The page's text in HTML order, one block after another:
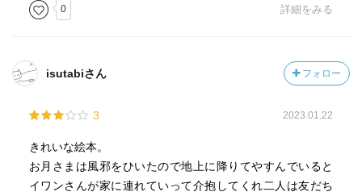
0 詳細をみる
isutabiさん フォロー
3 2023.01.22
きれいな絵本。
お月さまは風邪をひいたので地上に降りてやすんでいると
イワンさんが家に連れていって介抱してくれ二人は友だち